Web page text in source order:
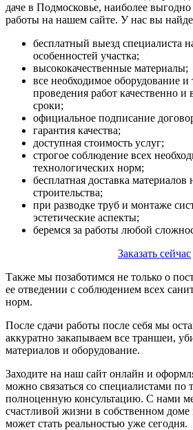
даче в Подмосковье, наиболее выгодно
работы на нашем сайте. У нас вы
бесплатный выезд специалиста
особенностей участка;
высококачественные материалы;
все необходимое оборудование и
проведения работ качественно
сроки;
официальное подписание
гарантия качества;
доступная стоимость услуг;
строгое соблюдение всех
технологических норм;
бесплатная доставка материалов
строительства;
при разводке труб и монтаже
эстетические аспекты;
беремся за работы любой
Заказать сейчас
Также мы позаботимся не только о
ее отведении с соблюдением всех
норм.
После сдачи работы после себя мы
аккуратно закапываем все траншеи,
материалов и оборудование.
Заходите на наш сайт онлайн и
можно связаться со специалистами по
полноценную консультацию. С нами
счастливой жизни в собственном
может стать реальностью уже сегодня.